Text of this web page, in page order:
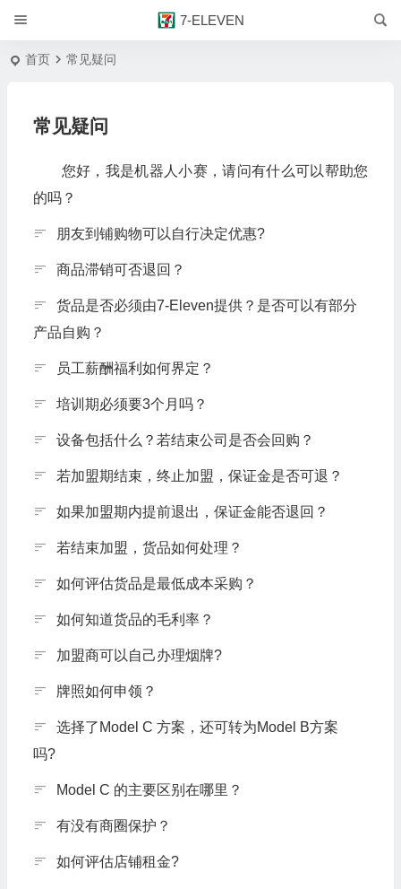
7-ELEVEN
首页 常见疑问
常见疑问
您好，我是机器人小赛，请问有什么可以帮助您
的吗？
朋友到铺购物可以自行决定优惠?
商品滞销可否退回？
货品是否必须由7-Eleven提供？是否可以有部分
产品自购？
员工薪酬福利如何界定？
培训期必须要3个月吗？
设备包括什么？若结束公司是否会回购？
若加盟期结束，终止加盟，保证金是否可退？
如果加盟期内提前退出，保证金能否退回？
若结束加盟，货品如何处理？
如何评估货品是最低成本采购？
如何知道货品的毛利率？
加盟商可以自己办理烟牌?
牌照如何申领？
选择了Model C 方案，还可转为Model B方案
吗?
Model C 的主要区别在哪里？
有没有商圈保护？
如何评估店铺租金?